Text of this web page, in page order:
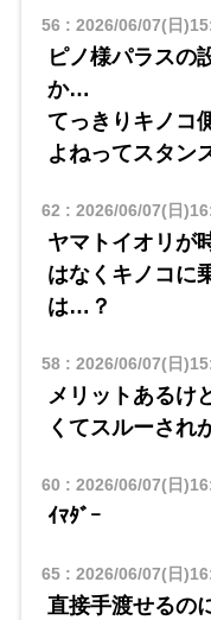
56 : 2026/06/07(日
ピノ様パラスの
か…
てっきりキノコ
よねってスタン
62 : 2026/06/07(日
ヤマトイオリが
はなくキノコに
は…？
58: 2026/06/07(日
メリットあるけ
くてスルーされ
60 : 2026/06/07(日
ｲﾏﾀﾞｰ
65: 2026/06/07(日
直接手渡せるの